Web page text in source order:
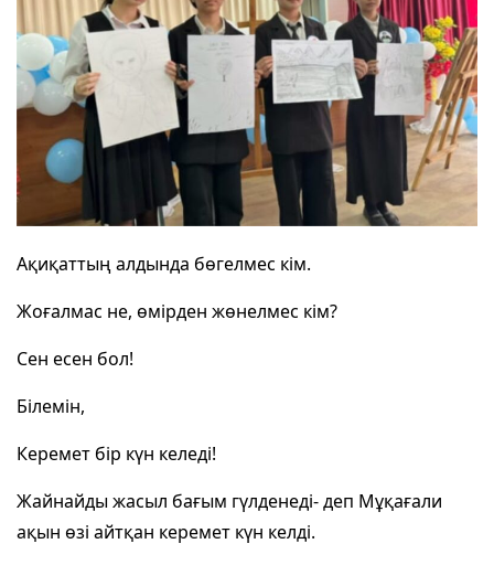
Ақиқаттың алдында бөгелмес кім.
Жоғалмас не, өмірден жөнелмес кім?
Сен есен бол!
Білемін,
Керемет бір күн келеді!
Жайнайды жасыл бағым гүлденеді- деп Мұқағали
ақын өзі айтқан керемет күн келді.